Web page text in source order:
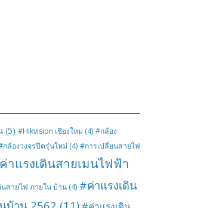
(5) #Hikvision เชียงใหม่ (4) #กล้อง
กล้องวงจรปิดรุ่นใหม่ (4) #การเปลี่ยนสายไฟ
าแรงเดินสายเมนไฟฟ้า
นสายไฟ ภายใน บ้าน (4) #ค่าแรงเดิน